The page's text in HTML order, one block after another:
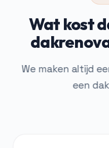
Wat kost
We maken altijd
een